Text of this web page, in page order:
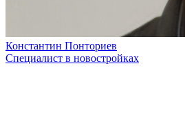
Константин Понториев
Специалист в новостройках